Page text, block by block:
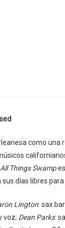
como una
All Things Swamp
días libres
Lington: sax
voz; Dean Parks: